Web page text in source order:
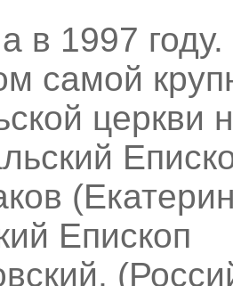
в 1997
самой
церкви
Епископ